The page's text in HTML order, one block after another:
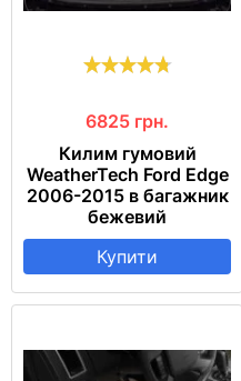
6825 грн.
Килим гумовий
WeatherTech Ford Edge
2006-2015 в багажник
бежевий
Купити